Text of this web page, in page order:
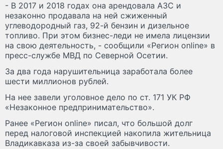
- В 2017 и 2018 годах она арендовала АЗС и
незаконно продавала на ней сжиженный
углеводородный газ, 92-й бензин и дизельное
топливо. При этом бизнес-леди не имела лицензии
на свою деятельность, - сообщили «Регион online» в
пресс-службе МВД по Северной Осетии.
За два года нарушительница заработала более
шести миллионов рублей.
На нее завели уголовное дело по ст. 171 УК РФ
«Незаконное предпринимательство».
Ранее «Регион online» писал, что большой долг
перед налоговой инспекцией накопила жительница
Владикавказа из-за своей забывчивости.